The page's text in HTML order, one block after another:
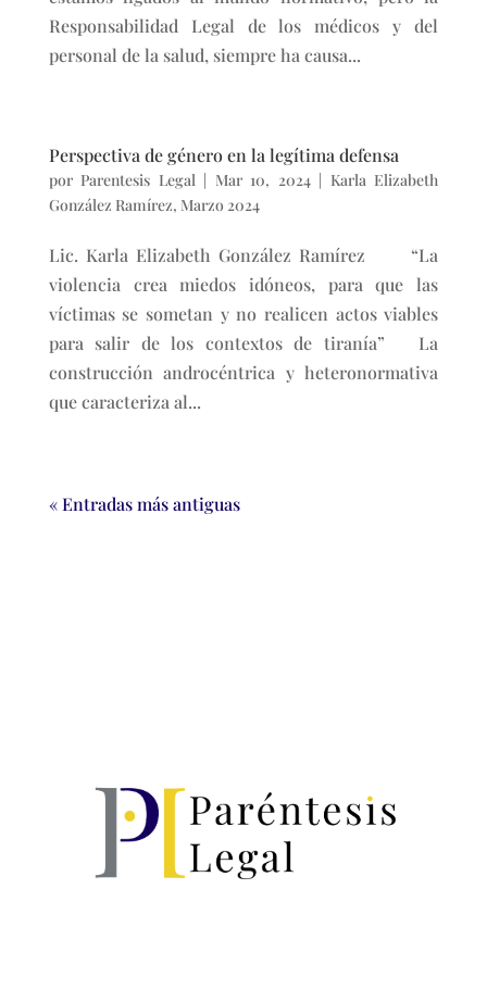
Responsabilidad Legal de los médicos y del
personal de la salud, siempre ha causa...
Perspectiva de género en la legítima defensa
por Parentesis Legal| Mar 10, 2024| Karla Elizabeth
González Ramírez, Marzo 2024
Lic. Karla Elizabeth González Ramírez “La
violencia crea miedos idóneos, para que las
víctimas se sometan y no realicen actos viables
para salir de los contextos de tiranía” La
construcción androcéntrica y heteronormativa
que caracteriza al...
« Entradas más antiguas